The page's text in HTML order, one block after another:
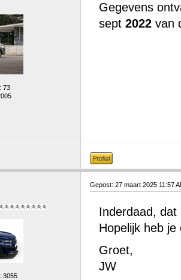
73
Gegevens
sept 2022 van
3055
Gepost: 27 maart 2025 11:57
Inderdaad, dat
Hopelijk heb
Groet,
JW